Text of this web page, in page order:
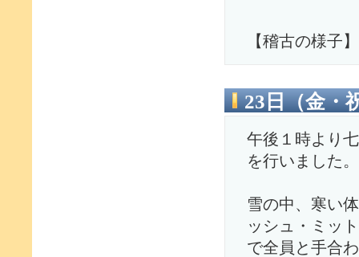
【稽古の様子】
23日（金・
午後１時より
を行いました。
雪の中、寒い
ッシュ・ミッ
で全員と手合